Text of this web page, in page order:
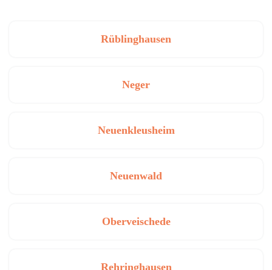
Rüblinghausen
Neger
Neuenkleusheim
Neuenwald
Oberveischede
Rehringhausen